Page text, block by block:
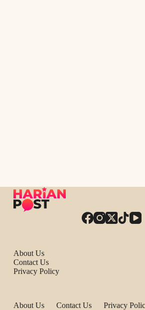
About Us
Contact Us
Privacy Policy
About Us Contact Us Privacy